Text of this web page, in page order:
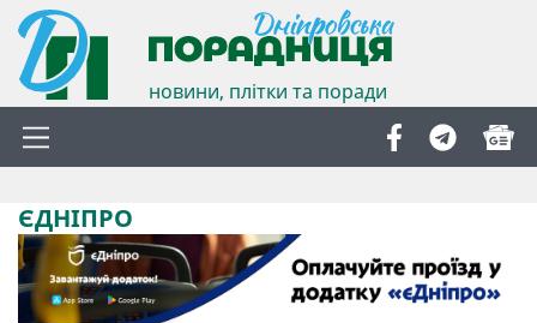
новини, плітки та поради
ЄДНІПРО